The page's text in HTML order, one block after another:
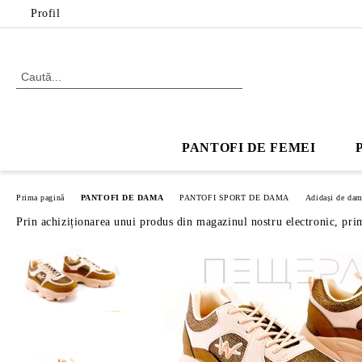
Profil
PANTOFI DE FEMEI
Prima pagină PANTOFI DE DAMA PANTOFI SPORT DE DAMA Adidași de
Prin achiziționarea unui produs din magazinul nostru electronic,